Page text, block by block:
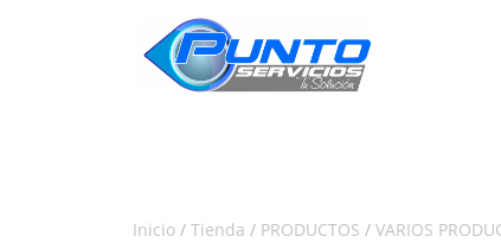
Inicio / Tienda / PRODUCTOS / VARIOS